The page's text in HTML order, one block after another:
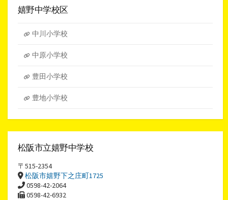
イ
嬉野中学校区
中川小学校
中原小学校
豊田小学校
豊地小学校
松阪市立嬉野中学校
〒515-2354
松阪市嬉野下之庄町1725
0598-42-2064
0598-42-6932